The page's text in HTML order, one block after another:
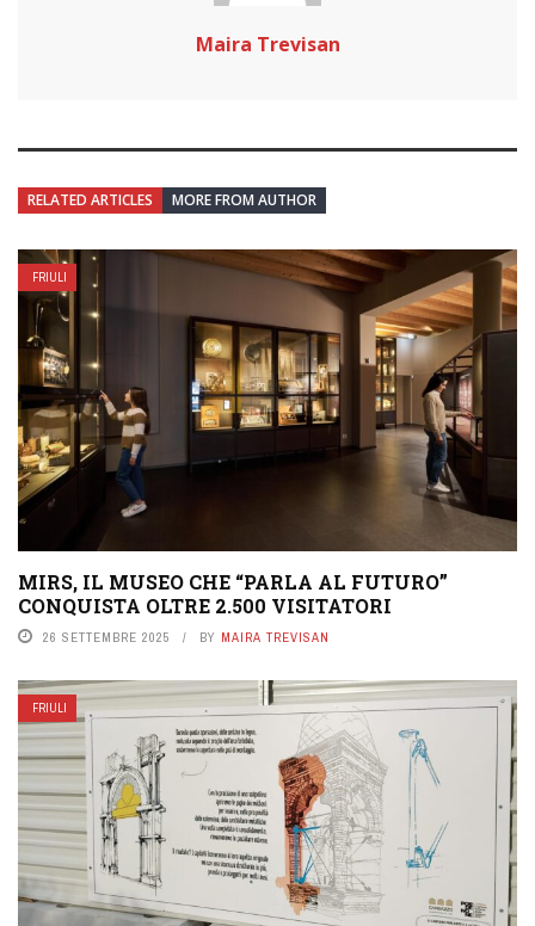
Maira Trevisan
RELATED ARTICLES MORE FROM AUTHOR
FRIULI
MIRS, IL MUSEO CHE “PARLA AL FUTURO”
CONQUISTA OLTRE 2.500 VISITATORI
26 SETTEMBRE 2025 BY MAIRA TREVISAN
FRIULI